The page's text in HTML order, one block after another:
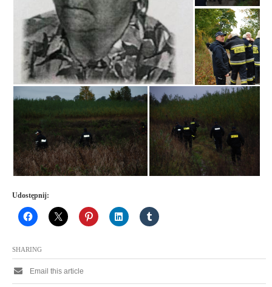
Udostępnij:
SHARING
Email this article